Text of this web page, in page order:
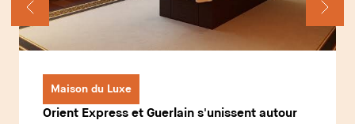
Maison du Luxe
Orient Express et Guerlain s'unissent autour